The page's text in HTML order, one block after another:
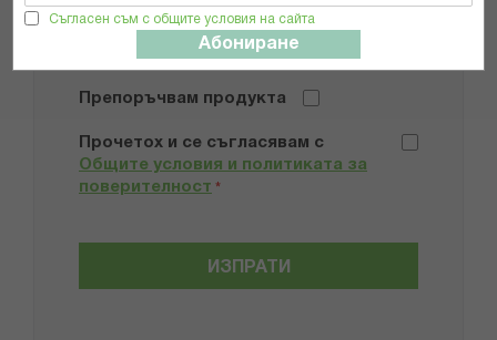
Съгласен съм с общите условия на сайта
Абониране
Добави снимки
Препоръчвам продукта
Прочетох и се съгласявам с
Общите условия и политиката за
поверителност *
ИЗПРАТИ